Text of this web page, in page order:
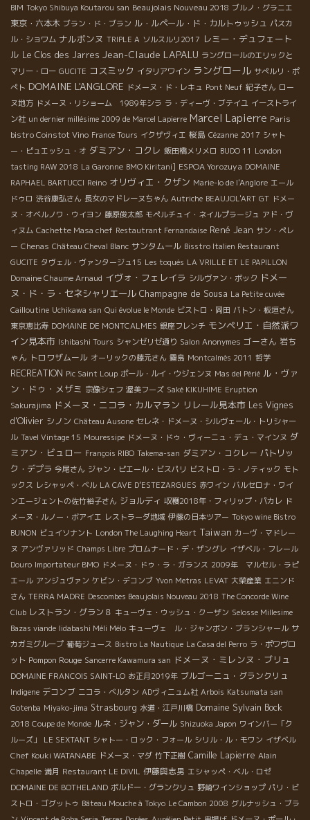
氏 有馬氏 ジャンセンジャール氏はベルギーのテー
スティング大会での優勝者。 特に抜群の嗅覚をもって、ベルギー
では有名なワイン愛好家だった。そんな彼がコルビエールで畑を
買ってワインを造り出してもう１５年がたつ。有馬氏は最初から
の付き合いだ。フランスに来た時は必ずよることにしている。 お
父さんが築いた地の理を大切に、夫婦仲良くワイン販売に頑張っ
て欲しい。燃やせ！！PASSION！！燃えろ！！PASSION！！
BIM Tokyo Shibuya Koutarou san Beaujolais Nouveau 2018 ブルノ・グラニエ
東京・六本木 ブラン・ド・ブラン ル・ルペール・ド・カルトゥッシュ パスカ
ル・ショワム ナルボンヌ TRIPLE A ソルスルリ2017 レミー・デュフェート
ル Le Clos des Jarres Jean-Claude LAPALU ラングロールのエリックと
マリー・ロー GUCITE コスミック イタリアワイン ラングロール サぺルリ・ポ
ぺト DOMAINE L'ANGLORE ドメーヌ・ド・レキュ Pont Neuf 紀子さん ロー
ヌ地方 ドメーヌ・リショーム 1989年シラ ラ・ディーヴ・ブテイユ イーストライ
ン社 un dernier millésime 2009 de Marcel Lapierre Marcel Lapierre Paris
bistro Coinstot Vino France Tours イクザヴィエ 桜島 Cézanne 2017 シャト
ー・ピュエッシュ・オ ダミアン・コクレ 飯田橋メリメロ BUDO 11 London
tasting RAW 2018 La Garonne BMO Kiritani] ESPOA Yorozuya DOMAINE
RAPHAEL BARTUCCI Reino オリヴィエ・クザン Marie-lo de l'Anglore エール
ドゥロ 渋谷康弘さん 長女のマドレーヌちゃん Autriche BEAUJOL'ART GT ドメー
ヌ・オベルノワ・ウイヨン 藤原俊太郎 モペルチュイ・ネイルプラージュ アド・ヴ
ィヌム Cachette Masa chef Restautrant Fernandaise René Jean サン・ペレ
ー Chenas Château Cheval Blanc サンタムール Bisstro Italien Restaurant
GUCITE タヴェル・ヴァンタージュ15 Les toqués LA VRILLE ET LE PAPILLON
Domaine Chaume Arnaud イヴォ・フェレイラ シルヴァン・ボック ドメー
ヌ・ド・ラ・セネシャリエール Champagne de Sousa La Petite cuvée
Cailloutine Uchikawa san Qui évolue le Monde ビストロ・岡田 バトン・板垣さん
東京恵比寿 DOMAINE DE MONTCALMES 銀座フレンチ モンペリエ・自然派ワ
イン見本市 Ishibashi Tours シャンゼリゼ通り Salon Anonymes ゴーさん 岩ち
ゃん トロワザムール オーリックの藤元さん 霧島 Montcalmès 2011 哲学
RECREATION Pic Saint Loup ポール・ルイ・ウジェンヌ Mas del Périé ル・ヴァ
ン・ドゥ・メザミ 宗像シェフ 渥美フーズ Saké KIKUHIME Eruption
Sakurajima ドメーヌ・ニコラ・カルマラン リレール見本市 Les Vignes
d'Olivier シノン Château Ausone セレネ・ドメーヌ・シルヴェール・トリシャー
ル Tavel Vintage 15 Mouressipe ドメーヌ・ドゥ・ヴィーニュ・デュ・マインヌ ダ
ミアン・ビュロー François RIBO Takema-san ダミアン・コクレー パトリッ
ク・デプラ 今尾さん ジャン・ピエール・ビスパリ ビストロ・ラ・ノティック モト
ックス レシャッペ・ベル LA CAVE D’ESTEZARGUES 赤ワイン バルセロナ・ワイ
ンエージェントの佐竹裕子さん ジョルディ 収穫2018年・フィリップ・パカレ ド
メーヌ・ルノー・ボアイエ レストラーダ地域 伊藤の日本ツアー Tokyo wine Bistro
BUNON ビュイソナント London The Laughing Heart Taiwan カーヴ・マドレー
ヌ アンヴァリッド Champs Libre プロムナード・デ・ザングレ イザベル・フレール
Douro Importateur BMO ドメーヌ・ドゥ・ラ・ガランス 2009年 マルセル・ラピ
エール アンジュヴァン ケビン・デコンブ Yvon Metras LEVAT 大榮産業 エニンド
さん TERRA MADRE Descombes Beaujolais Nouveau 2018 The Concorde Wine
Club レストラン・グラン８ キューヴェ・ウッシュ・クーザン Selosse Millesime
Bazas viande Iidabashi Méli Mélo キューヴェ ル・ジャンボン・ブランシャール サ
カガミグループ 葡萄ジュース Bistro La Nautique La Casa del Perro ラ・ポワヴロ
ット Pompon Rouge Sancerre Kawamura san ドメーヌ・ミレンヌ・ブリュ
DOMAINE FRANCOIS SAINT-LO お正月2019年 ブルゴーニュ・グランクリュ
Indigene デコンブ ニコラ・ベルタン ADヴィニュム社 Arbois Katsumata san
Gotenba Miyako-jima Strasbourg 水道・江戸川橋 Domaine Sylvain Bock
2018 Coupe de Monde ルネ・ジャン・ダール Shizuoka Japon ワインバー「ク
ルーズ」
LE SEXTANT シャトー・ロック・フォール シリル・ル・モワン イザベル
Chef Kouki WATANABE ドメーヌ・マダ 竹下正樹 Camille Lapierre Alain
Chapelle 満月 Restaurant LE DIVIL 伊藤與志男 エシャッペ・ベル・ロゼ
DOMAINE DE BOTHELAND ボルドー・グランクリュ 野崎ワインショップ パリ・ビ
ストロ・ゴグットゥ Bâteau Mouche à Tokyo Le Cambon 2008 グルナッシュ・ブラ